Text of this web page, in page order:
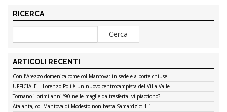
RICERCA
ARTICOLI RECENTI
Con l’Arezzo domenica come col Mantova: in sede e a porte chiuse
UFFICIALE – Lorenzo Poli è un nuovo centrocampista del Villa Valle
Tornano i primi anni ’90 nelle maglie da trasferta: vi piacciono?
Atalanta, col Mantova di Modesto non basta Samardzic: 1-1